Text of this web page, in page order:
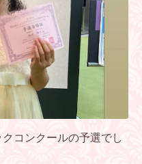
コンクールの予選でし